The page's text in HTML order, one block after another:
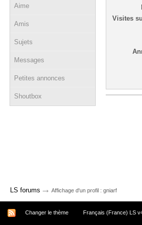
Aime
Amis
Sujets
Messages
Petites annonces
Shoutbox
Visites
LS forums → Affichage d'un profil : gniarf
Changer le thème Français (France) LS